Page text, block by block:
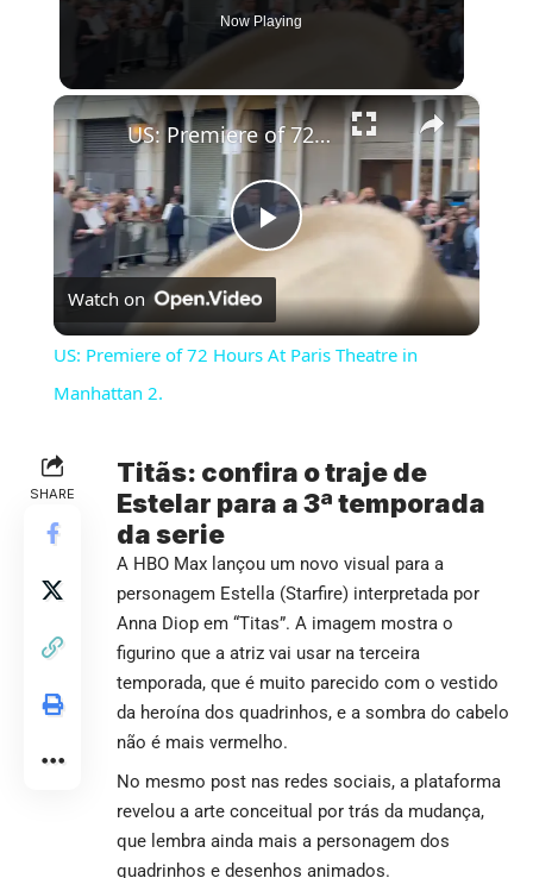
Now Playing
×
Play
Video
US: Premiere of 72 Hours At Paris Theatre in Manhattan 2.
Watch on
US: Premiere of 72 Hours At Paris Theatre in
Manhattan 2.
SHARE
Titãs: confira o traje de
Estelar para a 3ª temporada
da serie
A HBO Max lançou um novo visual para a
personagem Estella (Starfire) interpretada por
Anna Diop em “Titas”. A imagem mostra o
figurino que a atriz vai usar na terceira
temporada, que é muito parecido com o vestido
da heroína dos quadrinhos, e a sombra do cabelo
não é mais vermelho.
No mesmo post nas redes sociais, a plataforma
revelou a arte conceitual por trás da mudança,
que lembra ainda mais a personagem dos
quadrinhos e desenhos animados.